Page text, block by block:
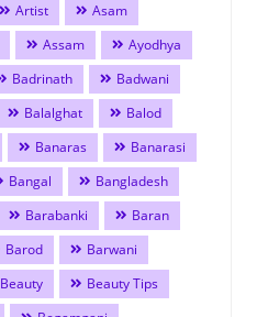
Artist
Asam
Assam
Ayodhya
Badrinath
Badwani
Balalghat
Balod
Banaras
Banarasi
Bangal
Bangladesh
Barabanki
Baran
Barod
Barwani
Beauty
Beauty Tips